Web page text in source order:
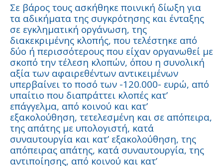
Σε βάρος τους ασκήθηκε ποινική δίωξη για
τα αδικήματα της συγκρότησης και ένταξης
σε εγκληματική οργάνωση, της
διακεκριμένης κλοπής, που τελέστηκε από
δύο ή περισσότερους που είχαν οργανωθεί με
σκοπό την τέλεση κλοπών, όπου η συνολική
αξία των αφαιρεθέντων αντικειμένων
υπερβαίνει το ποσό των -120.000- ευρώ, από
υπαίτιο που διαπράττει κλοπές κατ’
επάγγελμα, από κοινού και κατ’
εξακολούθηση, τετελεσμένη και σε απόπειρα,
της απάτης με υπολογιστή, κατά
συναυτουργία και κατ’ εξακολούθηση, της
απόπειρας απάτης, κατά συναυτουργία, της
αντιποίησης, από κοινού και κατ’